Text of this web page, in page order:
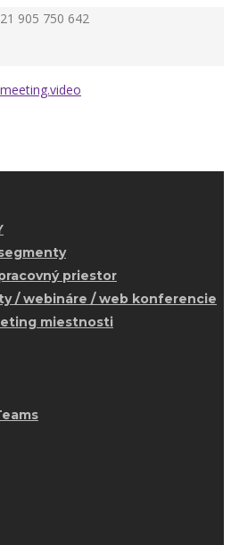
905 750 642
priestor
/ webináre / web konferencie
miestnosti